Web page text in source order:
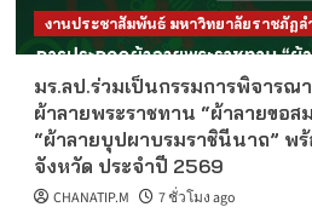
งานประชาสัมพันธ์ มหาวิทยาลัยราชภัฏล
มร.ลป.ร่วมเป็นกรรมการพิจารณ
ผ้าลายพระราชทาน “ผ้าลายขอส
“ผ้าลายบุปผาบรมราชินีนาถ” พ
จังหวัด ประจำปี 2569
CHANATIP.M 7 ชั่วโมง ago